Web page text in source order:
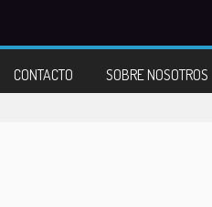
CONTACTO SOBRE NOSOTROS